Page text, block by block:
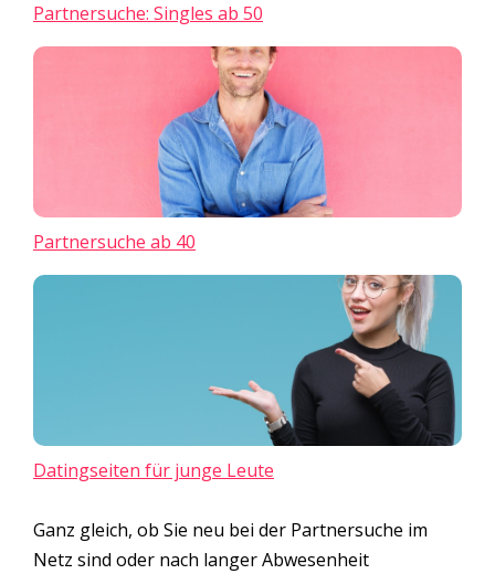
Partnersuche: Singles ab 50
Partnersuche ab 40
Datingseiten für junge Leute
Ganz gleich, ob Sie neu bei der Partnersuche im
Netz sind oder nach langer Abwesenheit